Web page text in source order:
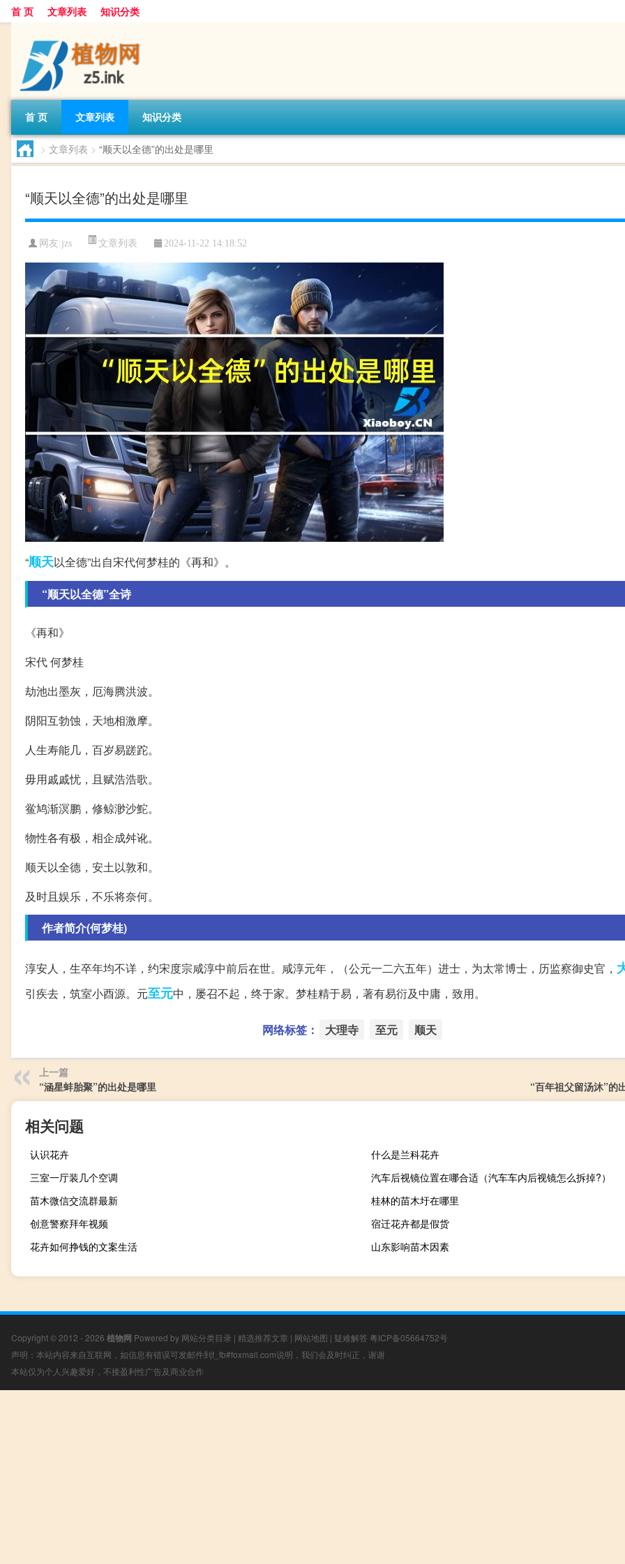
首 页 文章列表 知识分类
首 页 文章列表 知识分类
> 文章列表 > “顺天以全德”的出处是哪里
“顺天以全德”的出处是哪里
网友:jzs 文章列表 2024-11-22 14:18:52
“顺天以全德”出自宋代何梦桂的《再和》。
“顺天以全德”全诗
《再和》
宋代 何梦桂
劫池出墨灰，厄海腾洪波。
阴阳互勃蚀，天地相激摩。
人生寿能几，百岁易蹉跎。
毋用戚戚忧，且赋浩浩歌。
鲎鸠渐溟鹏，修鲸渺沙鮀。
物性各有极，相企成舛讹。
顺天以全德，安土以敦和。
及时且娱乐，不乐将奈何。
作者简介(何梦桂)
淳安人，生卒年均不详，约宋度宗咸淳中前后在世。咸淳元年，（公元一二六五年）进士，为太常博士，历监察御史官，
引疾去，筑室小酉源。元至元中，屡召不起，终于家。梦桂精于易，著有易衍及中庸，致用。
网络标签： 大理寺 至元 顺天
上一篇
“涵星蚌胎聚”的出处是哪里
“百年祖父留汤沐”的
相关问题
认识花卉
什么是兰科花卉
三室一厅装几个空调
汽车后视镜位置在哪合适（汽车车内后视镜怎么拆掉?）
苗木微信交流群最新
桂林的苗木圩在哪里
创意警察拜年视频
宿迁花卉都是假货
花卉如何挣钱的文案生活
山东影响苗木因素
Copyright © 2012 - 2026 植物网 Powered by 网站分类目录 | 精选推荐文章 | 网站地图 | 疑难解答 粤ICP备05664752号
声明：本站内容来自互联网，如信息有错误可发邮件到f_fb#foxmail.com说明，我们会及时纠正，谢谢
本站仅为个人兴趣爱好，不接盈利性广告及商业合作